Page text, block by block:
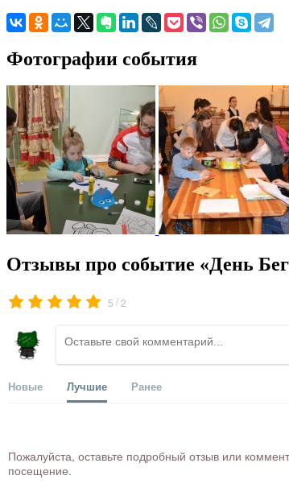
Фотографии события
Отзывы про событие «День
5 /2
Новые Лучшие Ранее
Пожалуйста, оставьте подробный отзыв или
посещение.